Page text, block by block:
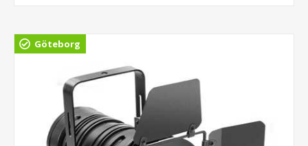
Göteborg